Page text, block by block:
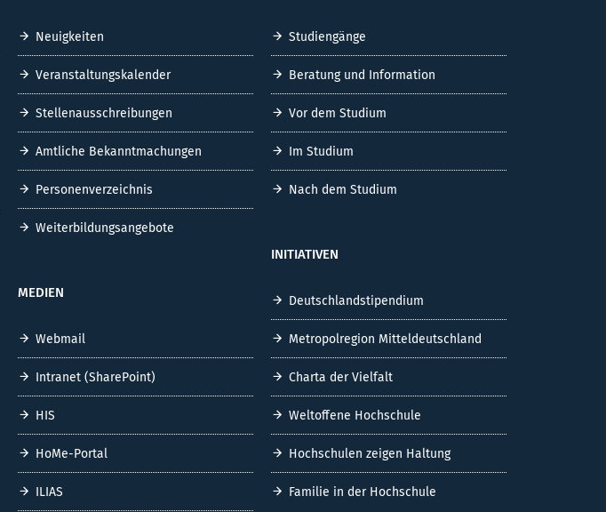
Neuigkeiten
Veranstaltungskalender
Stellenausschreibungen
Amtliche Bekanntmachungen
Personenverzeichnis
Weiterbildungsangebote
MEDIEN
Webmail
Intranet (SharePoint)
HIS
HoMe-Portal
ILIAS
Studiengänge
Beratung und Information
Vor dem Studium
Im Studium
Nach dem Studium
INITIATIVEN
Deutschlandstipendium
Metropolregion Mitteldeutschland
Charta der Vielfalt
Weltoffene Hochschule
Hochschulen zeigen Haltung
Familie in der Hochschule